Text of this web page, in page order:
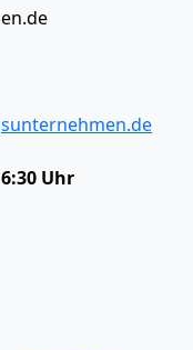
Uhr